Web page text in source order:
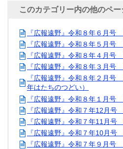
このカテゴリー内の他のペー
『広報遠野』令和８年６月号
『広報遠野』令和８年５月号
『広報遠野』令和８年４月号
『広報遠野』令和８年３月号
『広報遠野』令和８年２月
年はたちのつどい）
『広報遠野』令和８年１月号
『広報遠野』令和７年12月
『広報遠野』令和７年11月
『広報遠野』令和７年10月
『広報遠野』令和７年９月号